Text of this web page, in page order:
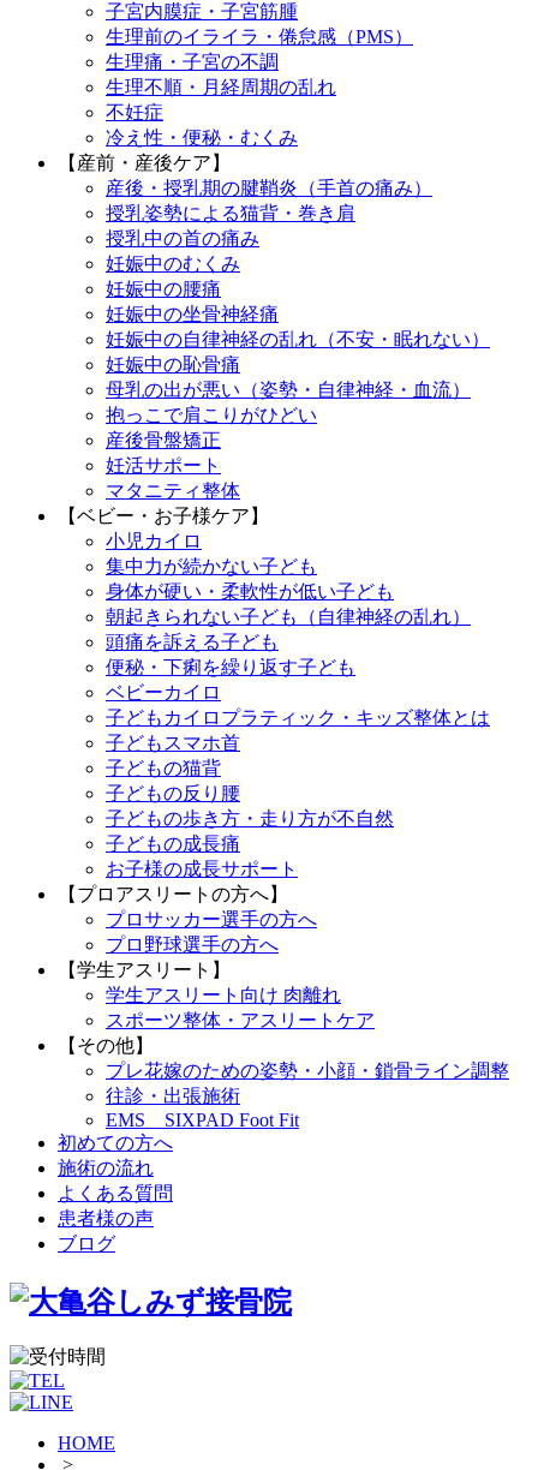
子宮内膜症・子宮筋腫
生理前のイライラ・倦怠感（PMS）
生理痛・子宮の不調
生理不順・月経周期の乱れ
不妊症
冷え性・便秘・むくみ
【産前・産後ケア】
産後・授乳期の腱鞘炎（手首の痛み）
授乳姿勢による猫背・巻き肩
授乳中の首の痛み
妊娠中のむくみ
妊娠中の腰痛
妊娠中の坐骨神経痛
妊娠中の自律神経の乱れ（不安・眠れない）
妊娠中の恥骨痛
母乳の出が悪い（姿勢・自律神経・血流）
抱っこで肩こりがひどい
産後骨盤矯正
妊活サポート
マタニティ整体
【ベビー・お子様ケア】
小児カイロ
集中力が続かない子ども
身体が硬い・柔軟性が低い子ども
朝起きられない子ども（自律神経の乱れ）
頭痛を訴える子ども
便秘・下痢を繰り返す子ども
ベビーカイロ
子どもカイロプラティック・キッズ整体とは
子どもスマホ首
子どもの猫背
子どもの反り腰
子どもの歩き方・走り方が不自然
子どもの成長痛
お子様の成長サポート
【プロアスリートの方へ】
プロサッカー選手の方へ
プロ野球選手の方へ
【学生アスリート】
学生アスリート向け 肉離れ
スポーツ整体・アスリートケア
【その他】
プレ花嫁のための姿勢・小顔・鎖骨ライン調整
往診・出張施術
EMS SIXPAD Foot Fit
初めての方へ
施術の流れ
よくある質問
患者様の声
ブログ
HOME
>